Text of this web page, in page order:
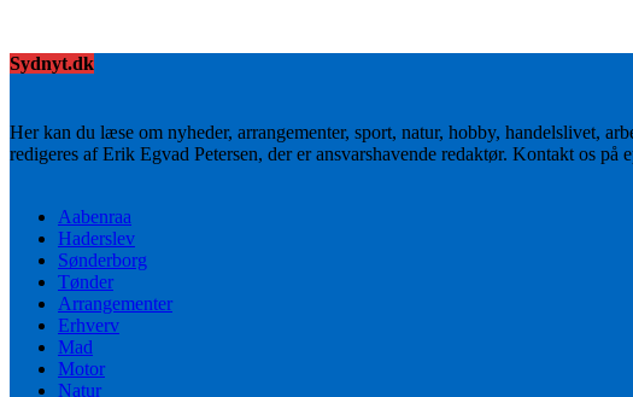
Sydnyt.dk
Her kan du læse om nyheder, arrangementer, sport, natur, hobby, handelslivet,
redigeres af Erik Egvad Petersen, der er ansvarshavende redaktør. Kontakt os
Aabenraa
Haderslev
Sønderborg
Tønder
Arrangementer
Erhverv
Mad
Motor
Natur